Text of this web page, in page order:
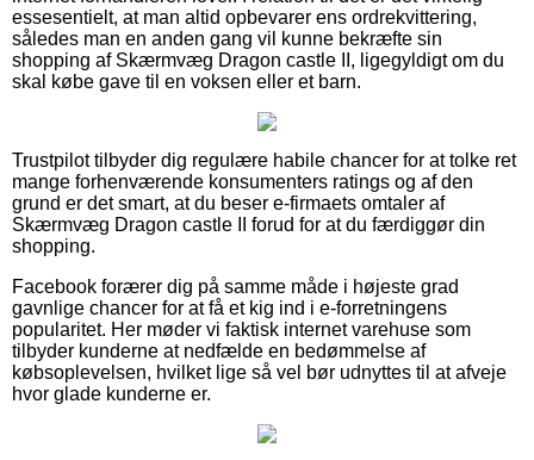
essesentielt, at man altid opbevarer ens ordrekvittering,
således man en anden gang vil kunne bekræfte sin
shopping af Skærmvæg Dragon castle II, ligegyldigt om du
skal købe gave til en voksen eller et barn.
Trustpilot tilbyder dig regulære habile chancer for at tolke ret
mange forhenværende konsumenters ratings og af den
grund er det smart, at du beser e-firmaets omtaler af
Skærmvæg Dragon castle II forud for at du færdiggør din
shopping.
Facebook forærer dig på samme måde i højeste grad
gavnlige chancer for at få et kig ind i e-forretningens
popularitet. Her møder vi faktisk internet varehuse som
tilbyder kunderne at nedfælde en bedømmelse af
købsoplevelsen, hvilket lige så vel bør udnyttes til at afveje
hvor glade kunderne er.